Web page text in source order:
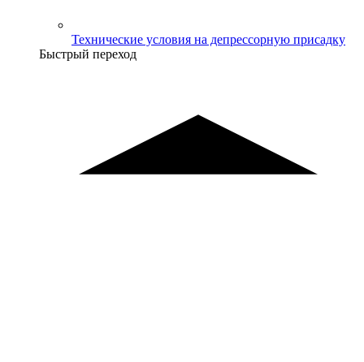
Технические условия на депрессорную присадку
Быстрый переход